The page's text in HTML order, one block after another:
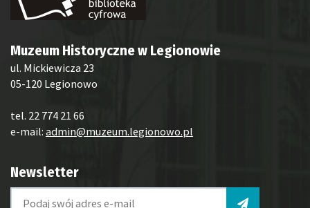
Muzeum Historyczne w Legionowie
ul. Mickiewicza 23
05-120 Legionowo
tel. 22 774 21 66
e-mail: admin@muzeum.legionowo.pl
Newsletter